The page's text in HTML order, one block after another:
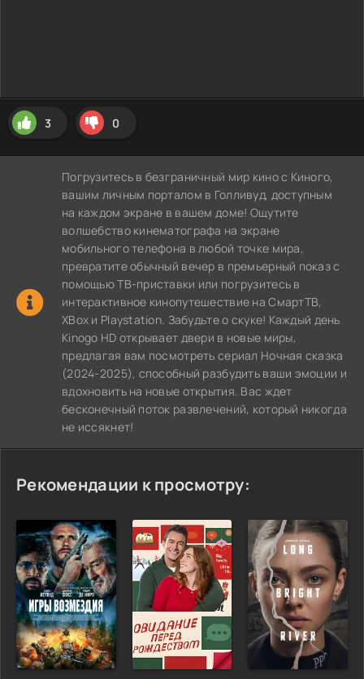
3 0
Погрузитесь в безграничный мир кино с Киного,
вашим личным порталом в Голливуд, доступным
на каждом экране в вашем доме! Ощутите
волшебство кинематографа на экране
мобильного телефона в любой точке мира,
превратите обычный вечер в премьерный показ с
помощью ТВ-приставки или погрузитесь в
интерактивное кинопутешествие на СмартТВ,
XBox и Playstation. Забудьте о скуке! Каждый день
Kinogo HD открывает двери в новые миры,
предлагая вам посмотреть сериал Ночная сказка
(2024-2025), способный разбудить ваши эмоции и
вдохновить на новые открытия. Вас ждет
бесконечный поток развлечений, который никогда
не иссякнет!
Рекомендации к просмотру: